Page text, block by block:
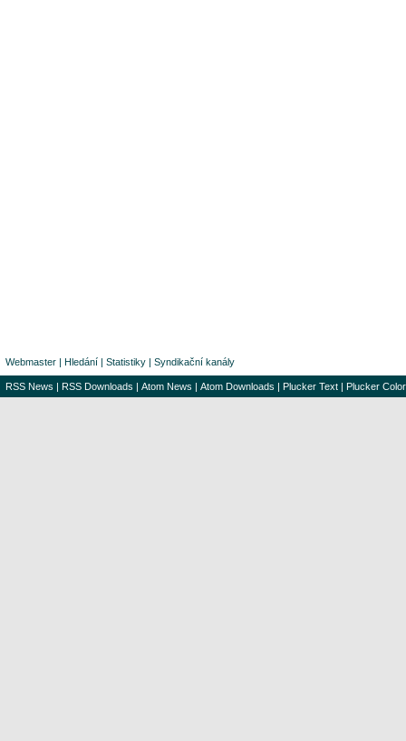
Webmaster | Hledání | Statistiky | Syndikační kanály
RSS News | RSS Downloads | Atom News | Atom Downloads | Plucker Text | Plucker Color